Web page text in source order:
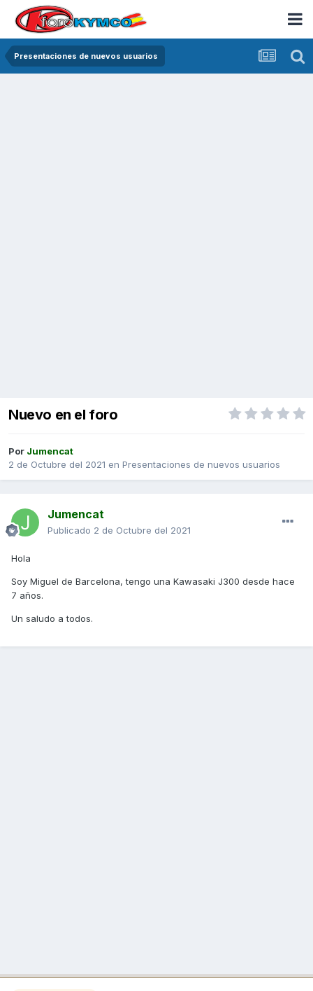
Presentaciones de nuevos usuarios
Nuevo en el foro
Por Jumencat
2 de Octubre del 2021 en Presentaciones de nuevos usuarios
Jumencat
Publicado 2 de Octubre del 2021
Hola
Soy Miguel de Barcelona, tengo una Kawasaki J300 desde hace
7 años.
Un saludo a todos.